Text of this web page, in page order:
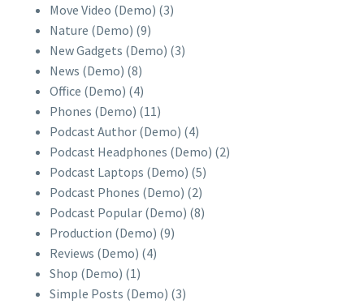
Move Video (Demo) (3)
Nature (Demo) (9)
New Gadgets (Demo) (3)
News (Demo) (8)
Office (Demo) (4)
Phones (Demo) (11)
Podcast Author (Demo) (4)
Podcast Headphones (Demo) (2)
Podcast Laptops (Demo) (5)
Podcast Phones (Demo) (2)
Podcast Popular (Demo) (8)
Production (Demo) (9)
Reviews (Demo) (4)
Shop (Demo) (1)
Simple Posts (Demo) (3)